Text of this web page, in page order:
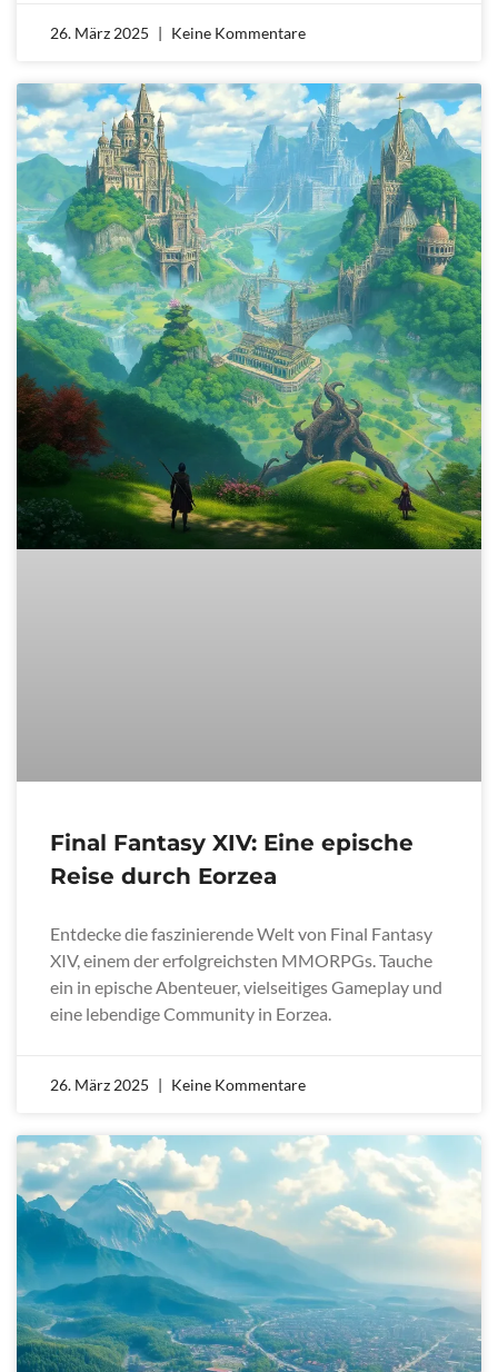
26. März 2025 Keine Kommentare
Final Fantasy XIV: Eine epische
Reise durch Eorzea
Entdecke die faszinierende Welt von Final Fantasy
XIV, einem der erfolgreichsten MMORPGs. Tauche
ein in epische Abenteuer, vielseitiges Gameplay und
eine lebendige Community in Eorzea.
26. März 2025 Keine Kommentare